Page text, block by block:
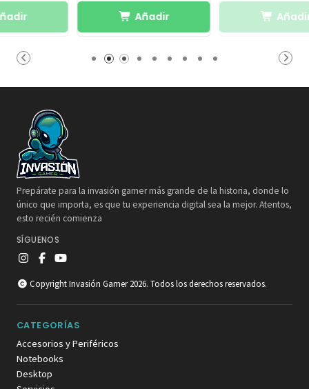
Prepárate para la invasión gamer más grande de la historia, donde lo
único que importa, es que tu experiencia digital sea la mejor. Atentos,
esto recién comienza
SÍGUENOS
Copyright Invasión Gamer 2026. Todos los derechos reservados.
CATEGORÍAS
Accesorios y Periféricos
Notebooks
Desktop